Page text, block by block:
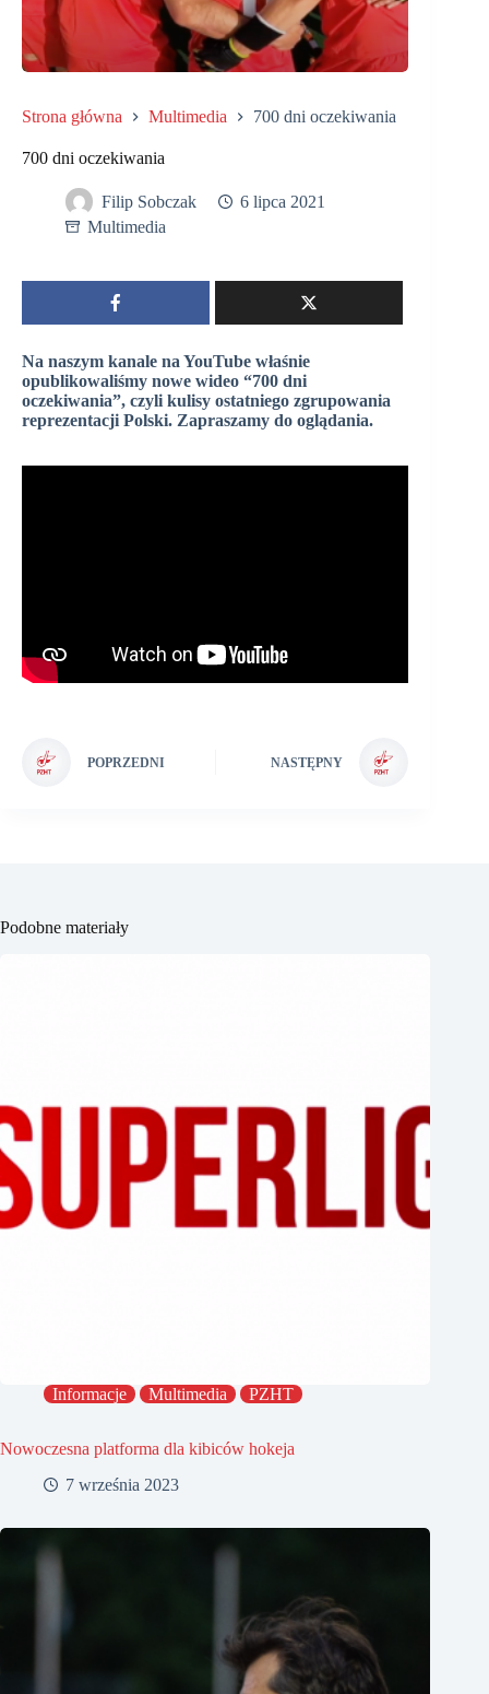
Strona główna Multimedia 700 dni oczekiwania
700 dni oczekiwania
Filip Sobczak
6 lipca 2021
Multimedia
Na naszym kanale na YouTube właśnie
opublikowaliśmy nowe wideo “700 dni
oczekiwania”, czyli kulisy ostatniego zgrupowania
reprezentacji Polski. Zapraszamy do oglądania.
POPRZEDNI NASTĘPNY
Podobne materiały
Informacje Multimedia PZHT
Nowoczesna platforma dla kibiców hokeja
7 września 2023